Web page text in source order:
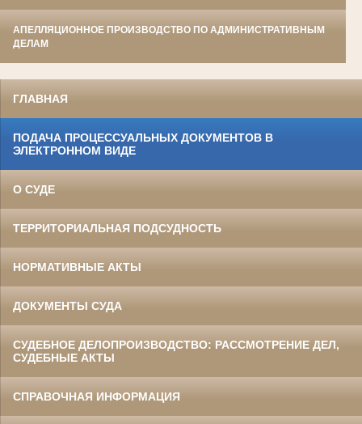
АПЕЛЛЯЦИОННОЕ ПРОИЗВОДСТВО ПО АДМИНИСТРАТИВНЫМ
ДЕЛАМ
ГЛАВНАЯ
ПОДАЧА ПРОЦЕССУАЛЬНЫХ ДОКУМЕНТОВ В
ЭЛЕКТРОННОМ ВИДЕ
О СУДЕ
ТЕРРИТОРИАЛЬНАЯ ПОДСУДНОСТЬ
НОРМАТИВНЫЕ АКТЫ
ДОКУМЕНТЫ СУДА
СУДЕБНОЕ ДЕЛОПРОИЗВОДСТВО: РАССМОТРЕНИЕ ДЕЛ,
СУДЕБНЫЕ АКТЫ
СПРАВОЧНАЯ ИНФОРМАЦИЯ